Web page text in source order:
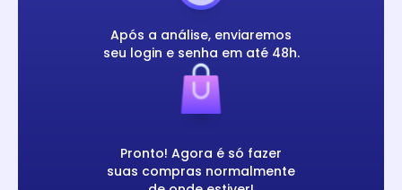
Após a análise, enviaremos
seu login e senha em até 48h.
Pronto! Agora é só fazer
suas compras normalmente